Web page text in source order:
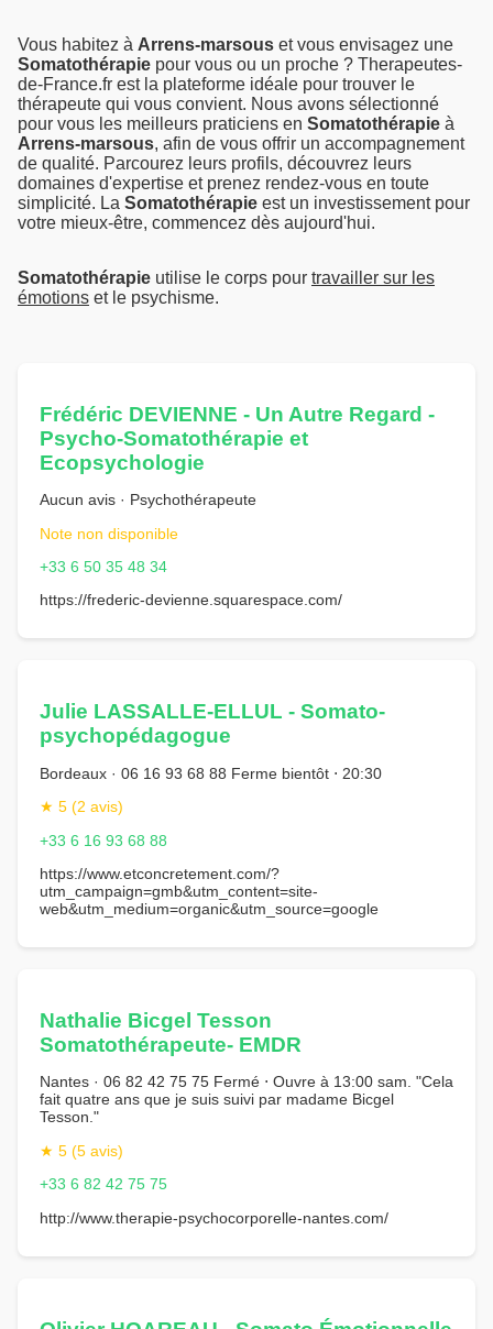
Vous habitez à Arrens-marsous et vous envisagez une
Somatothérapie pour vous ou un proche ? Therapeutes-
de-France.fr est la plateforme idéale pour trouver le
thérapeute qui vous convient. Nous avons sélectionné
pour vous les meilleurs praticiens en Somatothérapie à
Arrens-marsous, afin de vous offrir un accompagnement
de qualité. Parcourez leurs profils, découvrez leurs
domaines d'expertise et prenez rendez-vous en toute
simplicité. La Somatothérapie est un investissement pour
votre mieux-être, commencez dès aujourd'hui.
Somatothérapie utilise le corps pour travailler sur les
émotions et le psychisme.
Frédéric DEVIENNE - Un Autre Regard -
Psycho-Somatothérapie et
Ecopsychologie
Aucun avis · Psychothérapeute
Note non disponible
+33 6 50 35 48 34
https://frederic-devienne.squarespace.com/
Julie LASSALLE-ELLUL - Somato-
psychopédagogue
Bordeaux · 06 16 93 68 88 Ferme bientôt ⋅ 20:30
★ 5 (2 avis)
+33 6 16 93 68 88
https://www.etconcretement.com/?
utm_campaign=gmb&utm_content=site-
web&utm_medium=organic&utm_source=google
Nathalie Bicgel Tesson
Somatothérapeute- EMDR
Nantes · 06 82 42 75 75 Fermé ⋅ Ouvre à 13:00 sam. "Cela
fait quatre ans que je suis suivi par madame Bicgel
Tesson."
★ 5 (5 avis)
+33 6 82 42 75 75
http://www.therapie-psychocorporelle-nantes.com/